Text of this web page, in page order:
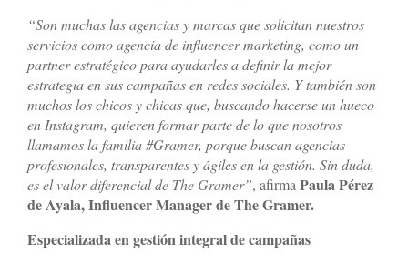
“Son muchas las agencias y marcas que solicitan nuestros
servicios como agencia de influencer marketing, como un
partner estratégico para ayudarles a definir la mejor
estrategia en sus campañas en redes sociales. Y también son
muchos los chicos y chicas que, buscando hacerse un hueco
en Instagram, quieren formar parte de lo que nosotros
llamamos la familia #Gramer, porque buscan agencias
profesionales, transparentes y ágiles en la gestión. Sin duda,
es el valor diferencial de The Gramer”, afirma Paula Pérez
de Ayala, Influencer Manager de The Gramer.
Especializada en gestión integral de campañas